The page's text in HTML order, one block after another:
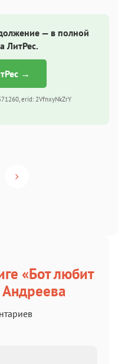
— в полной
ЛитРес.
→
erid: 2VfnxyNkZrY
«Бот любит